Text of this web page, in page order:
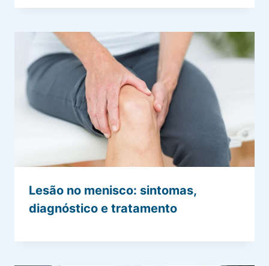
Lesão no menisco: sintomas,
diagnóstico e tratamento